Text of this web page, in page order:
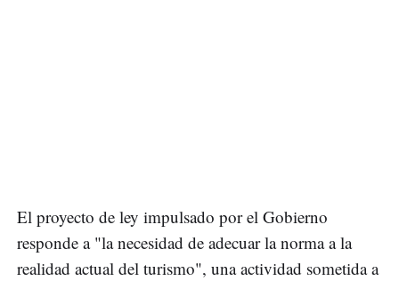
El proyecto de ley impulsado por el Gobierno
responde a "la necesidad de adecuar la norma a la
realidad actual del turismo", una actividad sometida a